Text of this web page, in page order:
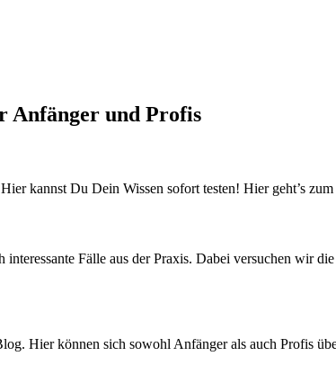
Anfänger und Profis
kannst Du Dein Wissen sofort testen! Hier geht’s zum
Fälle aus der Praxis. Dabei versuchen wir
Hier können sich sowohl Anfänger als auch Profis